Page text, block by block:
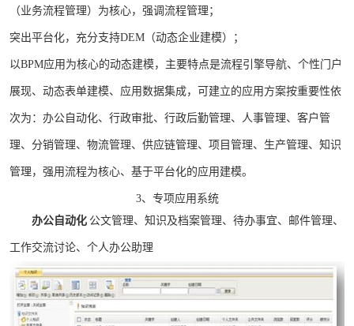
（业务流程管理）为核心，强调流程管理；
突出平台化，充分支持DEM（动态企业建模）；
以BPM应用为核心的动态建模，主要特点是流程引擎导航、个性门户
展现、动态表单建模、应用数据集成，可建立的应用方案按重要性依
次为：办公自动化、行政审批、行政后勤管理、人事管理、客户管
理、分销管理、物流管理、供应链管理、项目管理、生产管理、知识
管理，强用流程为核心、基于平台化的应用建模。
3、专项应用系统
办公自动化 公文管理、知识及档案管理、待办事宜、邮件管理、
工作交流讨论、个人办公助理